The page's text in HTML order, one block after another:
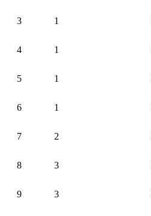
3 1
4 1
5 1
6 1
7 2
8 3
9 3